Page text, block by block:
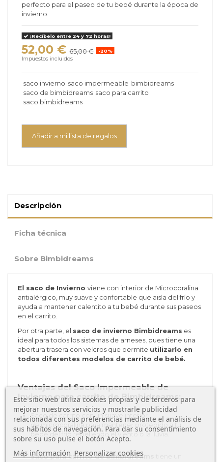
perfecto para el paseo de tu bebé durante la época de
invierno.
¡Recíbelo entre 24 y 72 horas!
52,00 € 65,00 € -20%
Impuestos incluidos
saco invierno saco impermeable bimbidreams
saco de bimbidreams saco para carrito
saco bimbidreams
Añadir a mi lista de regalos
Descripción
Ficha técnica
Sobre Bimbidreams
El saco de Invierno viene con interior de Microcoralina
antialérgico,muy suave y confortable que aisla del frío y
ayuda a mantener calentito a tu bebé durante sus paseos
en el carrito.
Por otra parte, el saco de invierno Bimbidreams es
ideal para todos los sistemas de arneses, pues tiene una
abertura trasera con velcros que permite utilizarlo en
todos diferentes modelos de carrito de bebé.
Ventajas del Saco Impermeable de
Invierno para carrito de Bimbidreams:
Saco de carrito con un suave interior
de microcoralina para mantener protegido a tu
bebé del frío repeliendo el viento o la lluvia.
Saco para carrito de Bimbidreams
Este sitio web utiliza cookies propias y de terceros para
mejorar nuestros servicios y mostrarle publicidad
relacionada con sus preferencias mediante el análisis de
sus hábitos de navegación. Para dar su consentimiento
sobre su uso pulse el botón Acepto.
Más información Personalizar cookies